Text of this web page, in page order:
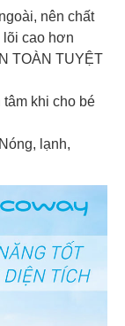
nên chất
lõi cao hơn
TOÀN TUYỆT
tâm khi cho bé
lạnh,